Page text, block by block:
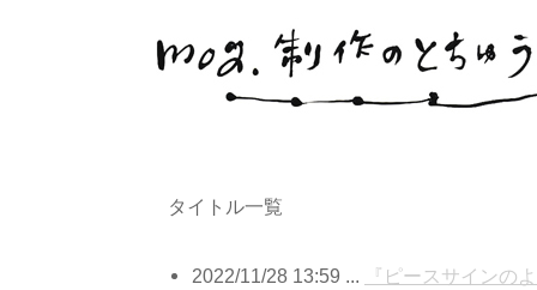
タイトル一覧
2022/11/28 13:59 ...
『ピースサインの